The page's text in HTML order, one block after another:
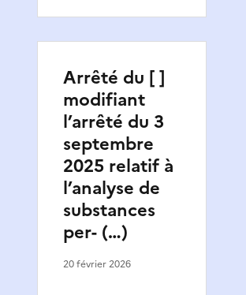
Arrêté du [ ]
modifiant
l’arrêté du 3
septembre
2025 relatif à
l’analyse de
substances
per- (…)
20 février 2026